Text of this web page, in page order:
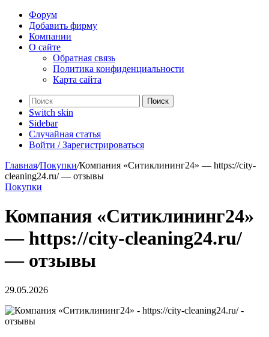
Форум
Добавить фирму
Компании
О сайте
Обратная связь
Политика конфиденциальности
Карта сайта
Поиск
Switch skin
Sidebar
Случайная статья
Войти / Зарегистрироваться
Главная/Покупки/Компания «Ситиклининг24» — https://city-
cleaning24.ru/ — отзывы
Покупки
Компания «Ситиклининг24»
— https://city-cleaning24.ru/
— отзывы
29.05.2026